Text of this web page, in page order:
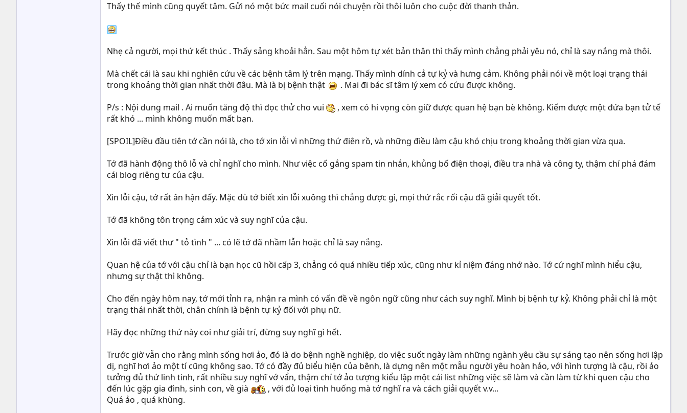
Thấy thế mình cũng quyết tâm. Gửi nó một bức mail cuối nói chuyện rồi thôi luôn cho cuộc đời thanh thản.
Nhẹ cả người, mọi thứ kết thúc . Thấy sảng khoải hẳn. Sau một hôm tự xét bản thân thì thấy mình chẳng phải yêu nó, chỉ là say nắng mà thôi.
Mà chết cái là sau khi nghiên cứu về các bệnh tâm lý trên mạng. Thấy mình dính cả tự kỷ và hưng cảm. Không phải nói về một loại trạng thái
trong khoảng thời gian nhất thời đâu. Mà là bị bệnh thật
. Mai đi bác sĩ tâm lý xem có cứu được không.
P/s : Nội dung mail . Ai muốn tăng độ thì đọc thử cho vui
, xem có hi vọng còn giữ được quan hệ bạn bè không. Kiếm được một đứa bạn tử tế
rất khó ... mình không muốn mất bạn.
[SPOIL]Điều đầu tiên tớ cần nói là, cho tớ xin lỗi vì những thứ điên rồ, và những điều làm cậu khó chịu trong khoảng thời gian vừa qua.
Tớ đã hành động thô lỗ và chỉ nghĩ cho mình. Như việc cố gắng spam tin nhắn, khủng bố điện thoại, điều tra nhà và công ty, thậm chí phá đám
cái blog riêng tư của cậu.
Xin lỗi cậu, tớ rất ân hận đấy. Mặc dù tớ biết xin lỗi xuông thì chẳng được gì, mọi thứ rắc rối cậu đã giải quyết tốt.
Tớ đã không tôn trọng cảm xúc và suy nghĩ của cậu.
Xin lỗi đã viết thư " tỏ tình " ... có lẽ tớ đã nhầm lẫn hoặc chỉ là say nắng.
Quan hệ của tớ với cậu chỉ là bạn học cũ hồi cấp 3, chẳng có quá nhiều tiếp xúc, cũng như kỉ niệm đáng nhớ nào. Tớ cứ nghĩ mình hiểu cậu,
nhưng sự thật thì không.
Cho đến ngày hôm nay, tớ mới tỉnh ra, nhận ra mình có vấn đề về ngôn ngữ cũng như cách suy nghĩ. Mình bị bệnh tự kỷ. Không phải chỉ là một
trạng thái nhất thời, chân chính là bệnh tự kỷ đối với phụ nữ.
Hãy đọc những thứ này coi như giải trí, đừng suy nghĩ gì hết.
Trước giờ vẫn cho rằng mình sống hơi ảo, đó là do bệnh nghề nghiệp, do việc suốt ngày làm những ngành yêu cầu sự sáng tạo nên sống hơi lập
dị, nghĩ hơi ảo một tí cũng không sao. Tớ có đầy đủ biểu hiện của bênh, là dựng nên một mẫu người yêu hoàn hảo, với hình tượng là cậu, rồi ảo
tưởng đủ thứ linh tinh, rất nhiều suy nghĩ vớ vẩn, thậm chí tớ ảo tượng kiểu lập một cái list những việc sẽ làm và cần làm từ khi quen cậu cho
đến lúc gặp gia đình, sinh con, về già
, với đủ loại tình huống mà tớ nghĩ ra và cách giải quyết v.v...
Quá ảo , quá khùng.